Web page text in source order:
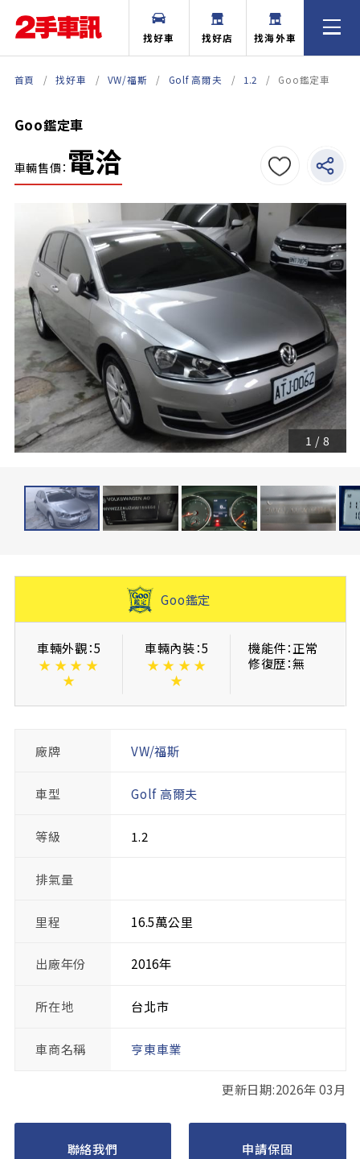
找好車 找好店 找海外車
首頁 找好車 VW/福斯 Golf 高爾夫 1.2 Goo鑑定車
Goo鑑定車
車輛售價： 電洽
1 / 8
Goo鑑定
車輛外觀：5
★ ★ ★ ★
★
車輛內裝：5
★ ★ ★ ★
★
機能件：正常
修復歴：無
廠牌 VW/福斯
車型 Golf 高爾夫
等級 1.2
排氣量
里程 16.5萬公里
出廠年份 2016年
所在地 台北市
車商名稱 亨東車業
更新日期:2026年 03月
聯絡我們 申請保固